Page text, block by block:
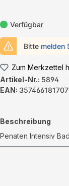
Verfügbar
Bitte melden
Zum Merkzettel
Artikel-Nr.: 5894
EAN:
Beschreibung
Penaten Intensiv